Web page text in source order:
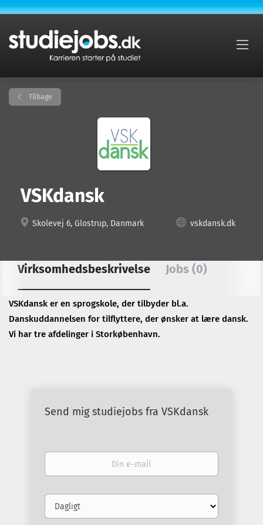
Tilbage
VSKdansk
Skolevej 6, Glostrup, Danmark vskdansk.dk
Virksomhedsbeskrivelse Jobs (0)
VSKdansk er en sprogskole, der tilbyder bl.a.
Danskuddannelsen for tilflyttere, der ønsker at lære dansk.
Vi har tre afdelinger i Storkøbenhavn.
Send mig studiejobs fra VSKdansk
Din
Email
frequency